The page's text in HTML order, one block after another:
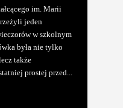
im. Marii
jeden
w szkolnym
była nie tylko
także
prostej przed